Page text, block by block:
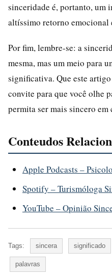
sinceridade é, portanto, um
altíssimo retorno emocional
Por fim, lembre-se: a
mesma, mas um meio para
significativa. Que este
convite para que você olhe
permita ser mais sincero em
Conteudos
Apple Podcasts –
Spotify – Turismóloga
YouTube – Opinião
Tags: sincera significado
palavras